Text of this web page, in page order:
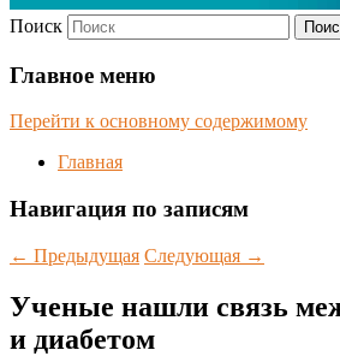
Поиск
Главное меню
Перейти к основному содержимому
Главная
Навигация по записям
← Предыдущая Следующая →
Ученые нашли связь
и диабетом